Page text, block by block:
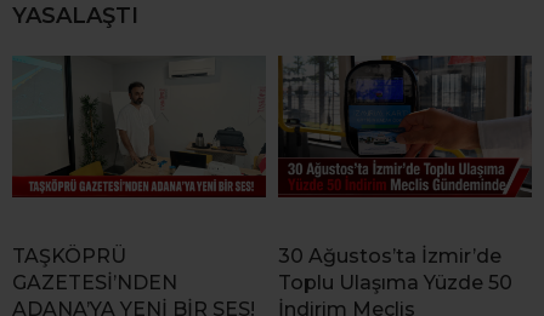
YASALAŞTI
TAŞKÖPRÜ
GAZETESİ’NDEN
ADANA’YA YENİ BİR SES!
30 Ağustos’ta İzmir’de
Toplu Ulaşıma Yüzde 50
İndirim Meclis